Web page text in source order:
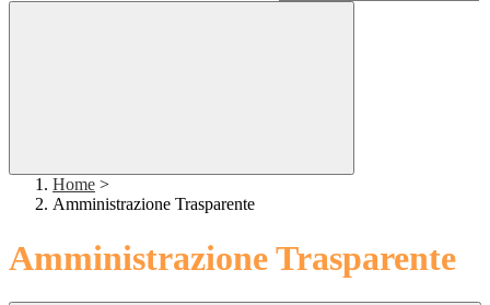
Home >
Amministrazione Trasparente
Amministrazione Trasparente